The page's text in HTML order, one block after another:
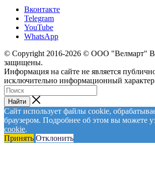
Вконтакте
Telegram
YouTube
WhatsApp
© Сopyright 2016-2026 © ООО "Велмарт"
защищены.
Информация на сайте не является
исключительно информационный
Найти
Сайт использует файлы cookie,
браузером. Подробнее об этом вы можете
cookie.
Принять Отклонить